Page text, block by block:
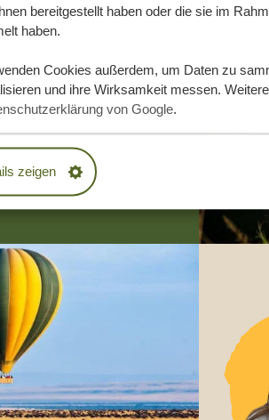
bereitgestellt haben oder die sie im
haben.
Cookies außerdem, um Daten zu
und ihre Wirksamkeit messen.
von Google.
zeigen